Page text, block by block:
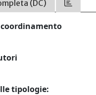
(DC)
tipologie: